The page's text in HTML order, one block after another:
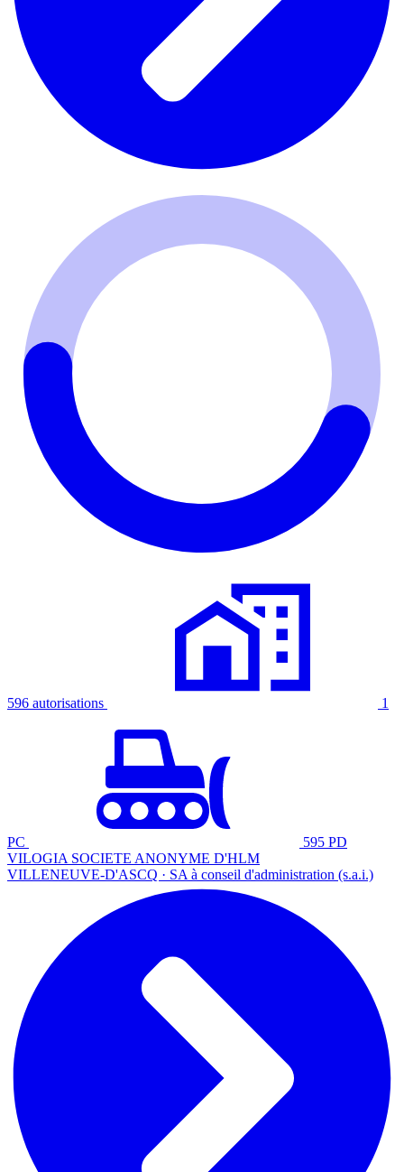
596 autorisations 1
PC
595 PD
VILOGIA SOCIETE ANONYME D'HLM
VILLENEUVE-D'ASCQ · SA à conseil d'administration (s.a.i.)